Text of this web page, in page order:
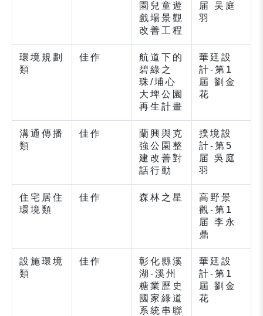
園兒童遊
戲場景觀
改善工程
届 吴庭
羽
環境規劃
類
佳作
航道下的
碧綠之
珠/埔心
大埤公園
再生計畫
華廷設
計-第1
屆 劉金
花
溝通傳播
類
佳作
蘭興與克
強公園整
建改善對
話行動
撲境設
計-第5
届 吳庭
羽
住宅居住
環境類
佳作 森林之星
高野景
觀-第1
届 李永
鼎
設施環境
類
佳作
彰化縣溪
湖-溪州
糖業歷史
國家綠道
系統串聯
華廷設
計-第1
屆 劉金
花